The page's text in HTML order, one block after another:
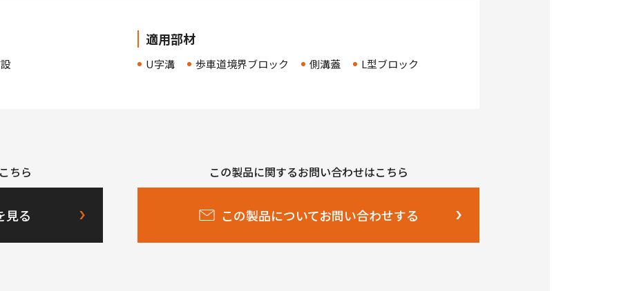
適用部材
U字溝 歩車道境界ブロック 側溝蓋 L型ブロック
ちら
見る
この製品に関するお問い合わせはこちら
この製品についてお問い合わせする